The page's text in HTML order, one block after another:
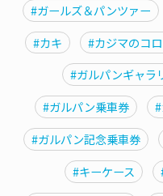
#ガールズ＆パンツァー
#カキ
#カジマのコ
#ガルパンギャラ
#ガルパン乗車券
#ガルパン記念乗車券
#キーケース